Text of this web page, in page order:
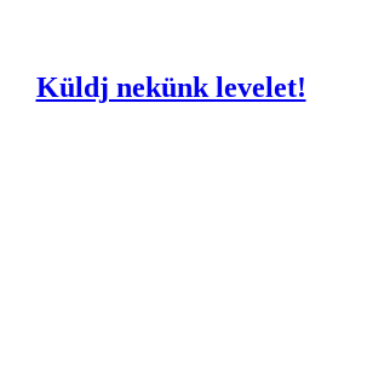
Küldj nekünk levelet!